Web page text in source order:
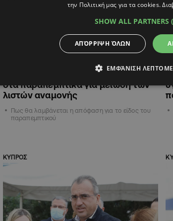
Επείγοντα ή ρουτίνας: Τι αλλάζει
στα παραπεμπτικά για μείωση των
λιστών αναμονής
Πως θα λαμβάνεται η απόφαση για το είδος του
παραπεμπτικού
ΚΥΠΡΟΣ
την Πολιτική μας για τα cookies.
SHOW ALL PARTNERS
ΑΠΌΡΡΙΨΗ ΌΛΩΝ
ΕΜΦΆΝΙΣΗ